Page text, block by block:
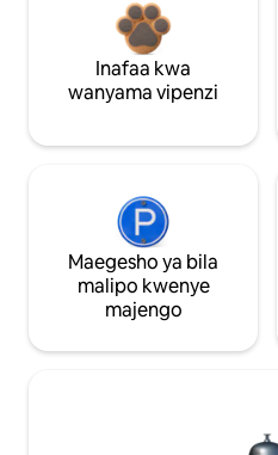
Inafaa kwa
wanyama vipenzi
Maegesho ya bila
malipo kwenye
majengo